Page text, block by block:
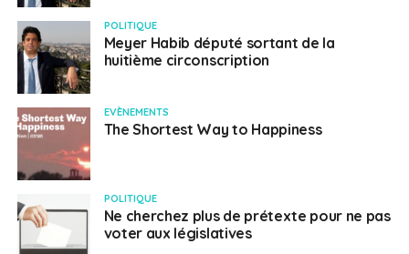
POLITIQUE
Meyer Habib député sortant de la
huitième circonscription
EVÈNEMENTS
The Shortest Way to Happiness
POLITIQUE
Ne cherchez plus de prétexte pour ne pas
voter aux législatives